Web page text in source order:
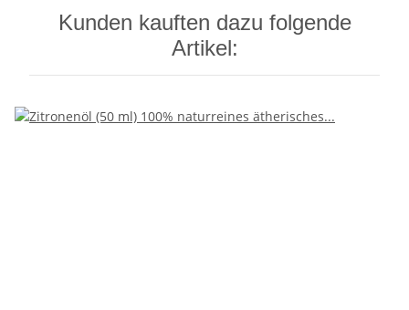
Kunden kauften dazu folgende
Artikel: